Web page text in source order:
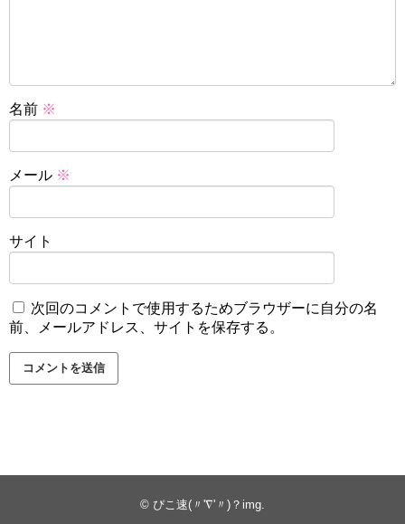
名前 ※
メール ※
サイト
次回のコメントで使用するためブラウザーに自分の名
前、メールアドレス、サイトを保存する。
© ぴこ速(〃'∇'〃)？img.